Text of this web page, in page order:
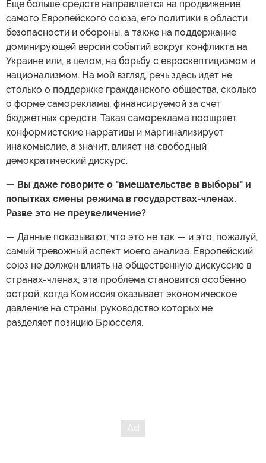
Еще больше средств направляется на продвижение
самого Европейского союза, его политики в области
безопасности и обороны, а также на поддержание
доминирующей версии событий вокруг конфликта на
Украине или, в целом, на борьбу с евроскептицизмом и
национализмом. На мой взгляд, речь здесь идет не
столько о поддержке гражданского общества, сколько
о форме саморекламы, финансируемой за счет
бюджетных средств. Такая самореклама поощряет
конформистские нарративы и маргинализирует
инакомыслие, а значит, влияет на свободный
демократический дискурс.
— Вы даже говорите о "вмешательстве в выборы" и
попытках смены режима в государствах-членах.
Разве это не преувеличение?
— Данные показывают, что это не так — и это, пожалуй,
самый тревожный аспект моего анализа. Европейский
союз не должен влиять на общественную дискуссию в
странах-членах; эта проблема становится особенно
острой, когда Комиссия оказывает экономическое
давление на страны, руководство которых не
разделяет позицию Брюсселя.